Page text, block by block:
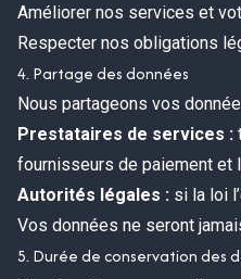
Améliorer nos services et
Respecter nos obligations
4. Partage des données
Nous partageons vos
Prestataires de services :
fournisseurs de paiement et
Autorités légales : si la loi
Vos données ne seront
5. Durée de conservation des